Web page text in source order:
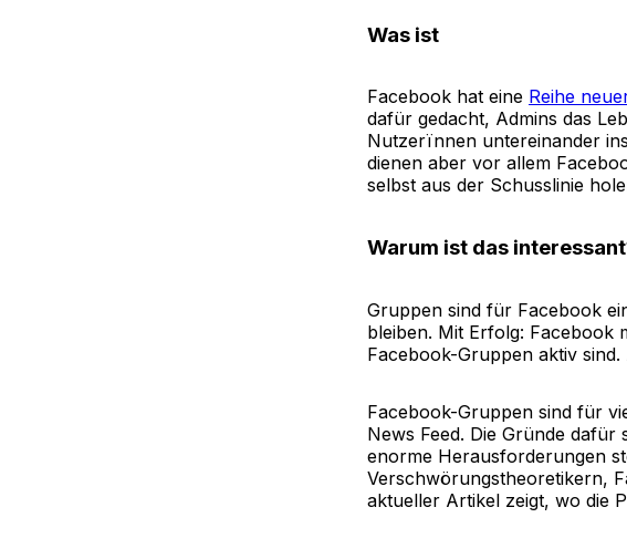
Was ist
Facebook hat eine Reihe
dafür gedacht, Admins das
Nutzerïnnen untereinander
dienen aber vor allem
selbst aus der Schusslinie
Warum ist das
Gruppen sind für Facebook
bleiben. Mit Erfolg: Facebook
Facebook-Gruppen aktiv
Facebook-Gruppen sind für
News Feed. Die Gründe
enorme Herausforderungen
Verschwörungstheoretikern,
aktueller Artikel zeigt, wo die